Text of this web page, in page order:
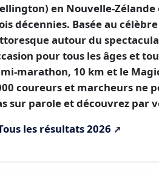
en Nouvelle-
décennies. Basée au
autour du
pour tous les âges et
marathon, 10 km et le
coureurs et marcheurs ne
sur parole et découvrez par
les résultats 2026